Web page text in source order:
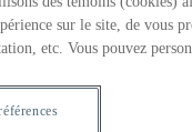
sur le site, de vous
etc. Vous pouvez